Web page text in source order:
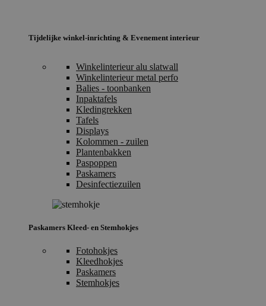
Tijdelijke winkel-inrichting & Evenement interieur
Winkelinterieur alu slatwall
Winkelinterieur metal perfo
Balies - toonbanken
Inpaktafels
Kledingrekken
Tafels
Displays
Kolommen - zuilen
Plantenbakken
Paspoppen
Paskamers
Desinfectiezuilen
Paskamers Kleed- en Stemhokjes
Fotohokjes
Kleedhokjes
Paskamers
Stemhokjes